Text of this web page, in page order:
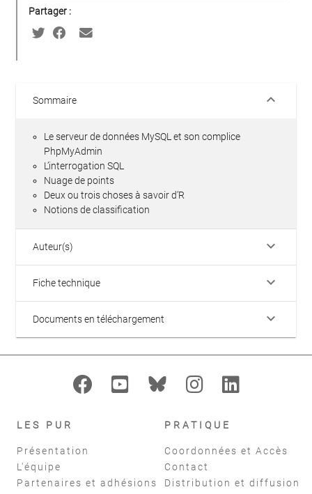
Partager :
Sommaire keyboard_arrow_down
Le serveur de données MySQL et son complice
PhpMyAdmin
L’interrogation SQL
Nuage de points
Deux ou trois choses à savoir d’R
Notions de classification
Auteur(s) keyboard_arrow_down
Fiche technique keyboard_arrow_down
Documents en téléchargement keyboard_arrow_down
LES PUR
Présentation
L'équipe
Partenaires et adhésions
PRATIQUE
Coordonnées et Accès
Contact
Distribution et diffusion